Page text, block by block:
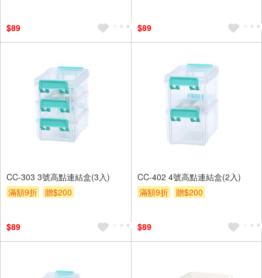
$89 $89
CC-303 3號高點連結盒(3入)
滿額9折
贈$200
$89
CC-402 4號高點連結盒(2入)
滿額9折
贈$200
$89